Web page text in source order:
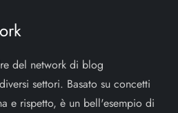
del network di blog
settori. Basato su concetti
e rispetto, è un bell'esempio di